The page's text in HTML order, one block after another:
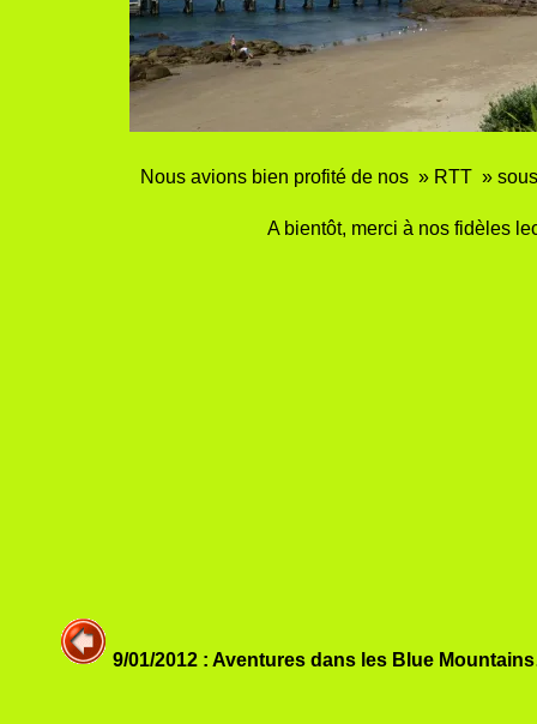
Nous avions bien profité de nos » RTT »
A bientôt, merci à nos fidèles
9/01/2012 : Aventures dans les Blue